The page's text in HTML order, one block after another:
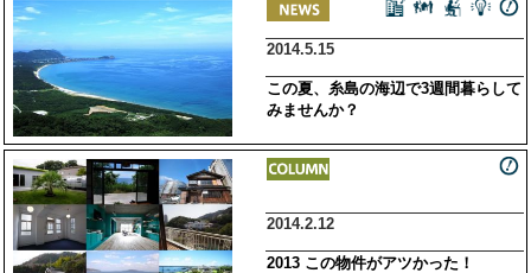
2014.5.15
この夏、糸島の海辺で3週間暮らして
みませんか？
2014.2.12
2013 この物件がアツかった！